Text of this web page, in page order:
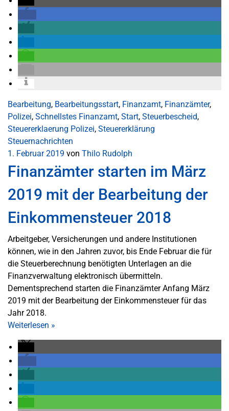
Bearbeitung, Bearbeitungsstart, Finanzamt, Finanzämter,
Polizei, Schnellstes Finanzamt, Start, Steuerbescheid,
Steuererklaerung Polizei, Steuererklärung
Steuernachrichten
1. Februar 2019 von Thilo Rudolph
Finanzämter starten im März
2019 mit der Bearbeitung der
Einkommensteuer 2018
Arbeitgeber, Versicherungen und andere Institutionen
können, wie in den Jahren zuvor, bis Ende Februar die für
die Steuerberechnung benötigten Unterlagen an die
Finanzverwaltung elektronisch übermitteln.
Dementsprechend starten die Finanzämter Anfang März
2019 mit der Bearbeitung der Einkommensteuer für das
Jahr 2018.
Weiterlesen »